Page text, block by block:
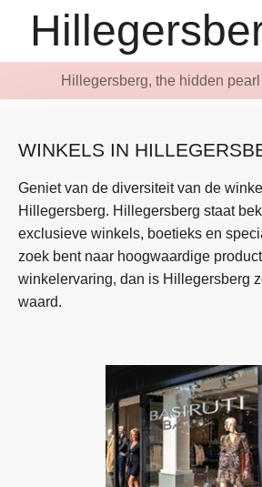
direct
naar
Hillegersberg, the hidden
WINKELS IN
Geniet van de diversiteit van de
Hillegersberg. Hillegersberg staat
exclusieve winkels, boetieks en
zoek bent naar hoogwaardige
winkelervaring, dan is Hillegersberg
waard.